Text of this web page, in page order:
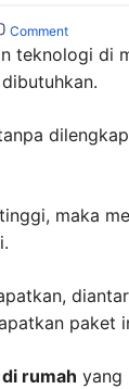
Comment
teknologi di
maka
paket
rumah yang